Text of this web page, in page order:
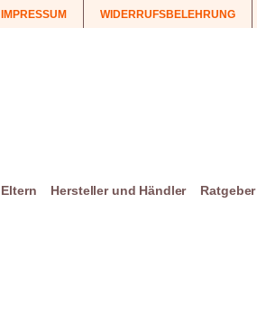
IMPRESSUM WIDERRUFSBELEHRUNG
Eltern Hersteller und Händler Ratgeber